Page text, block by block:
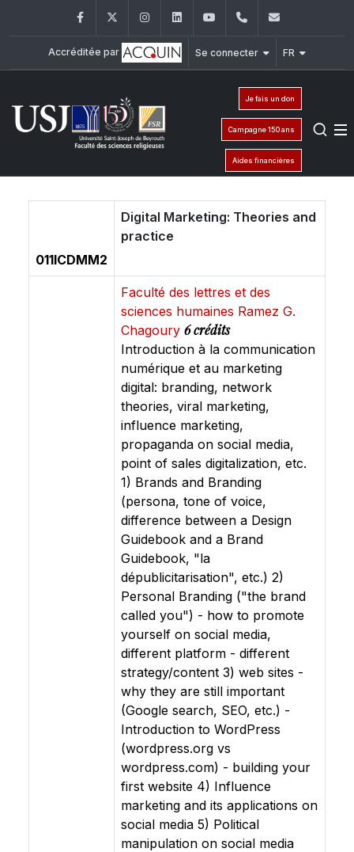
FacebookTwitter InstagramLinkedInYouTube+961 (1) 421 586
Accréditée par Se connecter FR
Je fais un don
Campagne 150 ans
Aides financières
011ICDMM2
Digital Marketing: Theories and
practice
Faculté des lettres et des
sciences humaines Ramez G.
Chagoury 6 crédits
Introduction à la communication
numérique et au marketing
digital: branding, network
theories, viral marketing,
influence marketing,
propaganda on social media,
point of sales digitalization, etc.
1) Brands and Branding
(persona, tone of voice,
difference between a Design
Guidebook and a Brand
Guidebook, "la
dépublicitarisation", etc.) 2)
Personal Branding ("the brand
called you") - how to promote
yourself on social media,
different platform - different
strategy/content 3) web sites -
why they are still important
(Google search, SEO, etc.) -
Introduction to WordPress
(wordpress.org vs
wordpress.com) - building your
first website 4) Influence
marketing and its applications on
social media 5) Political
manipulation on social media